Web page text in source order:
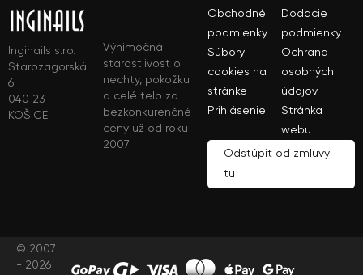
Inginails s.r.o.
Starozagorská
6
040 23
KOŠICE
Výnimočná
starostlivosť o
nechty, pokožku
a celé telo za
bezkonkurenčné
ceny už od roku
2007
Obchodné
podmienky
Dodacie
podmienky
Súbory
cookies na
stránke
Ochrana
osobných
údajov
Prihlásenie
Stránka
webu
Odstúpiť od zmluvy
tu
© 2007
- 2026